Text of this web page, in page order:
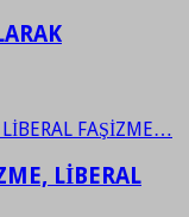
LİBERAL